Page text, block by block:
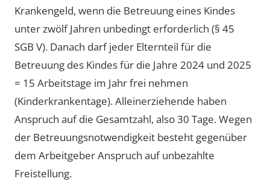
Krankengeld, wenn die Betreuung eines Kindes
unter zwölf Jahren unbedingt erforderlich (§ 45
SGB V). Danach darf jeder Elternteil für die
Betreuung des Kindes für die Jahre 2024 und 2025
= 15 Arbeitstage im Jahr frei nehmen
(Kinderkrankentage). Alleinerziehende haben
Anspruch auf die Gesamtzahl, also 30 Tage. Wegen
der Betreuungsnotwendigkeit besteht gegenüber
dem Arbeitgeber Anspruch auf unbezahlte
Freistellung.